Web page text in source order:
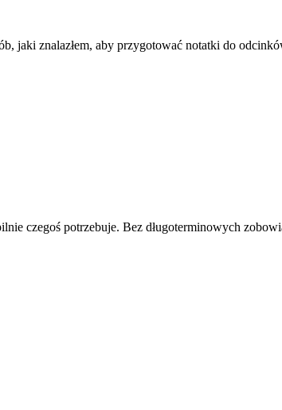
jaki znalazłem, aby przygotować notatki do
czegoś potrzebuje. Bez długoterminowych